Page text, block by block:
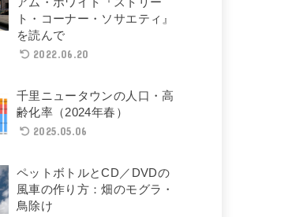
ト・コーナー・ソサエティ』
を読んで
2022.06.20
千里ニュータウンの人口・高
齢化率（2024年春）
2025.05.06
ペットボトルとCD／DVDの
風車の作り方：畑のモグラ・
鳥除け